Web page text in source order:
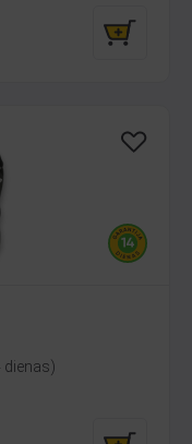
dienas)